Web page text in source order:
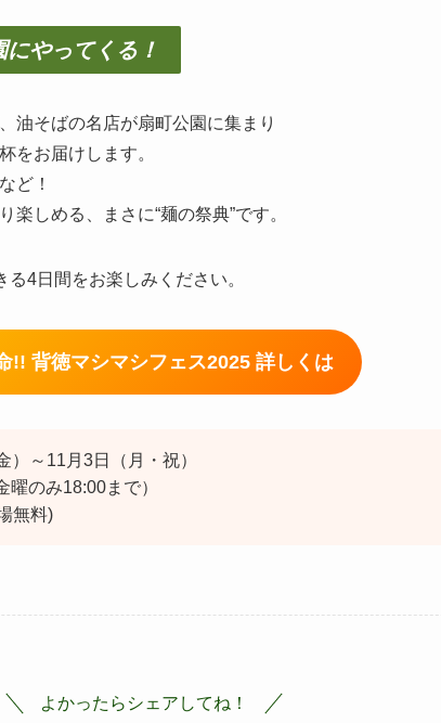
やってくる！
油そばの名店が扇町公園に集まり
をお届けします。
ど！
しめる、まさに“麺の祭典”です。
4日間をお楽しみください。
!! 背徳マシマシフェス2025 詳しくは
）～11月3日（月・祝）
のみ18:00まで）
無料)
よかったらシェアしてね！